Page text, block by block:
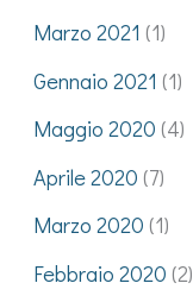
Marzo 2021 (1)
Gennaio 2021 (1)
Maggio 2020 (4)
Aprile 2020 (7)
Marzo 2020 (1)
Febbraio 2020 (2)